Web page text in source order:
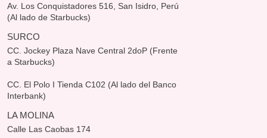
Av. Los Conquistadores 516, San Isidro, Perú
(Al lado de Starbucks)
SURCO
CC. Jockey Plaza Nave Central 2doP (Frente
a Starbucks)
CC. El Polo I Tienda C102 (Al lado del Banco
Interbank)
LA MOLINA
Calle Las Caobas 174